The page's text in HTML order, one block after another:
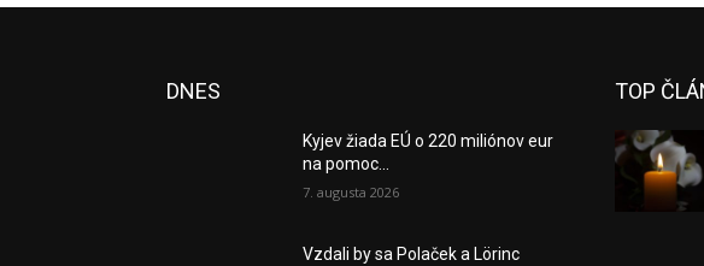
DNES
Kyjev žiada EÚ o 220 miliónov eur
na pomoc...
7. augusta 2026
Vzdali by sa Polaček a Lörinc
TOP